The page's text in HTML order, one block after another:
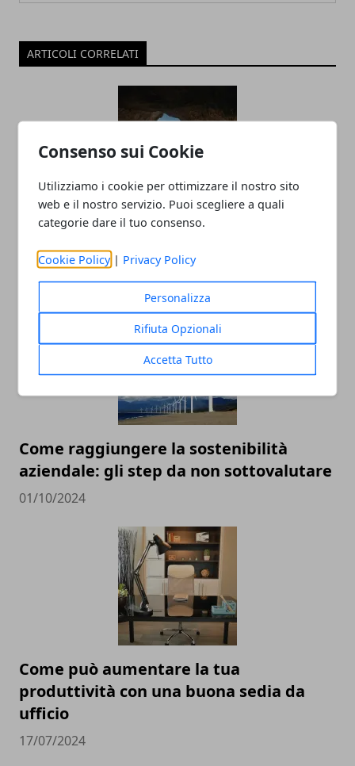
Consenso sui Cookie
Utilizziamo i cookie per ottimizzare il nostro sito
web e il nostro servizio. Puoi scegliere a quali
categorie dare il tuo consenso.
Cookie Policy | Privacy Policy
Personalizza
Rifiuta Opzionali
Accetta Tutto
ARTICOLI CORRELATI
Turismo sostenibile sempre più in
trend: le destinazioni da non perdere
15/11/2024
Come raggiungere la sostenibilità
aziendale: gli step da non sottovalutare
01/10/2024
Come può aumentare la tua
produttività con una buona sedia da
ufficio
17/07/2024